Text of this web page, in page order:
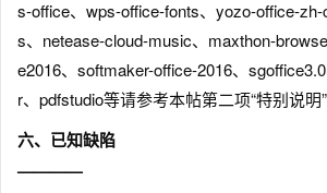
s-office、wps-office-fonts、yozo-office-
s、netease-cloud-music、maxthon-
e2016、softmaker-office-2016、
r、pdfstudio等请参考本帖第二项“特别说明”
六、已知缺陷
————